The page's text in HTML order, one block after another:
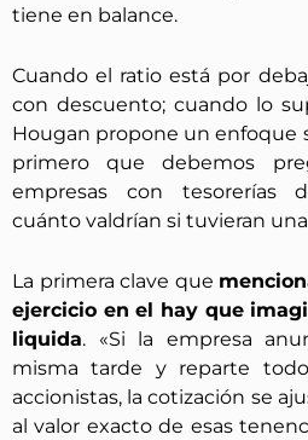
tiene en balance.
Cuando el ratio está por
con descuento; cuando lo
Hougan propone un enfoque
primero que debemos
empresas con tesorerías
cuánto valdrían si tuvieran
La primera clave que
ejercicio en el hay que
liquida. «Si la empresa
misma tarde y reparte
accionistas, la cotización se
al valor exacto de esas